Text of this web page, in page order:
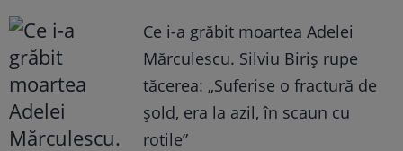
Ce i-a grăbit moartea Adelei
Mărculescu. Silviu Biriș rupe
tăcerea: „Suferise o fractură de
șold, era la azil, în scaun cu
rotile”